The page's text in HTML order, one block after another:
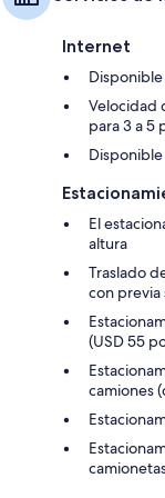
Internet
Velocidad
para 3 a 5
El
altura
Traslado
con previa
(USD 55
camiones